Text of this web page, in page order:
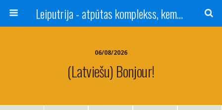
Leiputrija - atpūtas komplekss, kempings, viesu nams pie Rīgas / Camping, caravan site, bed and breakfast near Riga / Camping, caravanas, bungalows Letonia / Campingplatz, Caravanpark, Zimmer in Lettland / Kемпинг и гостевой дом к Риги
06/08/2026
(Latviešu) Bonjour!